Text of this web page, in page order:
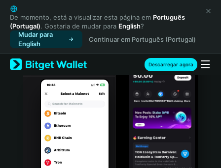
English
日本語
Tiếng Việt
Русский
Español (Latinoamérica)
Türkçe
Italiano
Português (Portugal)
Bahasa Indonesia
De momento, está a visualizar esta página em Português
(Portugal). Gostaria de mudar para English?
Mudar para
English
Continuar em Português (Portugal)
Descarregar agora